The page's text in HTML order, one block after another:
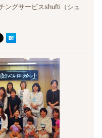
ングサービスshufti（シュ